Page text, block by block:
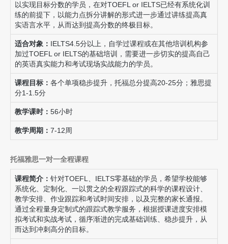
以实现目标分数的学员，在对TOEFL or IELTS已经有系统化训
练的前提下，以能力点拆分讲解的形式进一步通过讲练提高真
实语言水平，从而达到提高分数的终极目标。
适合对象： IELTS4.5分以上，自学过课程或在其他培训机构参
加过TOEFL or IELTS的基础培训，需要进一步切实的提高自己
的英语真实能力和考试现场实战能力的学员。
课程目标： 各个单项稳步提升，托福总分提高20-25分；雅思提
分1-1.5分
教学课时： 56小时
教学周期： 7-12周
托福雅思一对一全程课程
课程简介： 针对TOEFL、IELTS零基础的学员，希望学校能够
系统化、定制化、一以贯之的全程跟踪式的科学的课程设计、
教学安排、作业跟踪和考试时间安排，以及完整的家长通报。
通过全程量身定制式的跟踪式教学服务，根据授课进度安排模
拟考试和实战考试，循序渐进的完成基础训练、稳步提升，从
而达到冲刺高分的目标。